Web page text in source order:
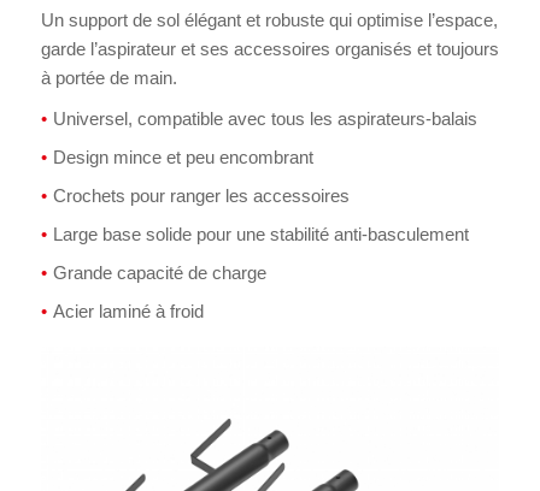
Un support de sol élégant et robuste qui optimise l’espace,
garde l’aspirateur et ses accessoires organisés et toujours
à portée de main.
Universel, compatible avec tous les aspirateurs-balais
Design mince et peu encombrant
Crochets pour ranger les accessoires
Large base solide pour une stabilité anti-basculement
Grande capacité de charge
Acier laminé à froid